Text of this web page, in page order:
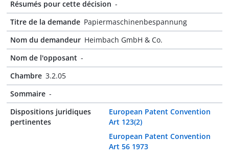
Résumés pour cette décision -
Titre de la demande Papiermaschinenbespannung
Nom du demandeur Heimbach GmbH & Co.
Nom de l'opposant -
Chambre 3.2.05
Sommaire -
Dispositions juridiques
pertinentes
European Patent Convention
Art 123(2)
European Patent Convention
Art 56 1973